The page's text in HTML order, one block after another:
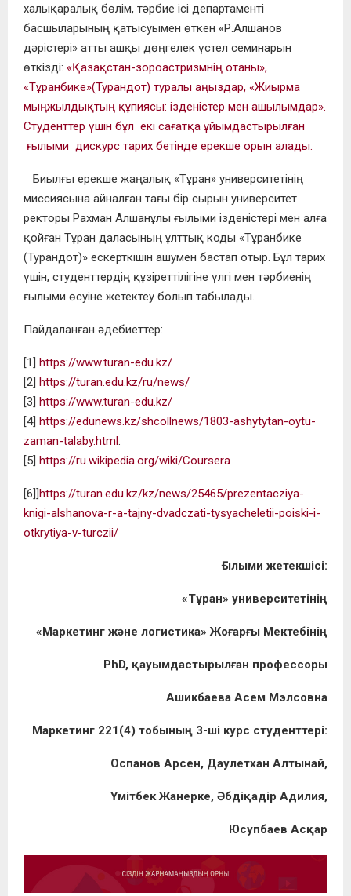
халықаралық бөлім, тәрбие ісі департаменті
басшыларының қатысуымен өткен «Р.Алшанов
дәрістері» атты ашқы дөңгелек үстел семинарын
өткізді: «Қазақстан-зороастризмнің отаны»,
«Тұранбике»(Турандот) туралы аңыздар, «Жиырма
мыңжылдықтың құпиясы: ізденістер мен ашылымдар».
Студенттер үшін бұл екі сағатқа ұйымдастырылған
ғылыми дискурс тарих бетінде ерекше орын алады.
Биылғы ерекше жаңалық «Тұран» университетінің
миссиясына айналған тағы бір сырын университет
ректоры Рахман Алшанұлы ғылыми ізденістері мен алға
қойған Тұран даласының ұлттық коды «Тұранбике
(Турандот)» ескерткішін ашумен бастап отыр. Бұл тарих
үшін, студенттердің құзіреттілігіне үлгі мен тәрбиенің
ғылыми өсуіне жетектеу болып табылады.
Пайдаланған әдебиеттер:
[1] https://www.turan-edu.kz/
[2] https://turan.edu.kz/ru/news/
[3] https://www.turan-edu.kz/
[4] https://edunews.kz/shcollnews/1803-ashytytan-oytu-
zaman-talaby.html.
[5] https://ru.wikipedia.org/wiki/Coursera
[6]]https://turan.edu.kz/kz/news/25465/prezentacziya-
knigi-alshanova-r-a-tajny-dvadczati-tysyacheletii-poiski-i-
otkrytiya-v-turczii/
Ғылыми жетекшісі:
«Тұран» университетінің
«Маркетинг және логистика»Жоғарғы Мектебінің
PhD, қауымдастырылған профессоры
Ашикбаева Асем Мэлсовна
Маркетинг 221(4) тобының 3-ші курс студенттері:
Оспанов Арсен, Даулетхан Алтынай,
Үмітбек Жанерке, Әбдіқадір Адилия,
Юсупбаев Асқар